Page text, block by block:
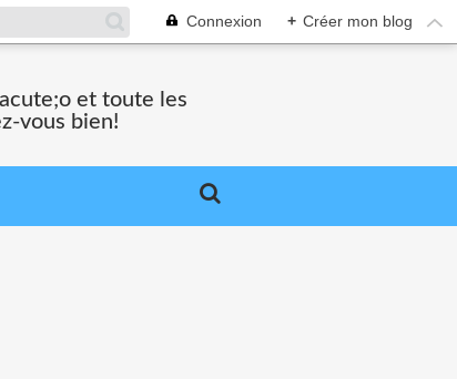
Connexion + Créer mon blog
et toute les
vous bien!